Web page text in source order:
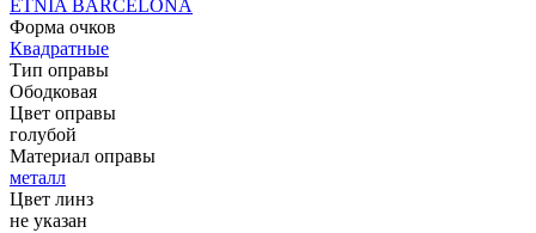
ETNIA BARCELONA
Форма очков
Квадратные
Тип оправы
Ободковая
Цвет оправы
голубой
Материал оправы
металл
Цвет линз
не указан